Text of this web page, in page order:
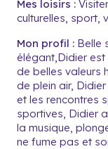
Mes loisirs :
culturelles, sport,
Mon profil : Belle
élégant,Didier est
de belles valeurs
de plein air,
et les rencontres
sportives, Didier
la musique,
ne fume pas et